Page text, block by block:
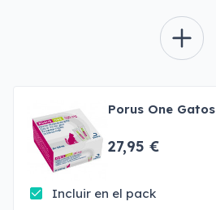
Porus One Gatos
27,95 €
Incluir en el pack